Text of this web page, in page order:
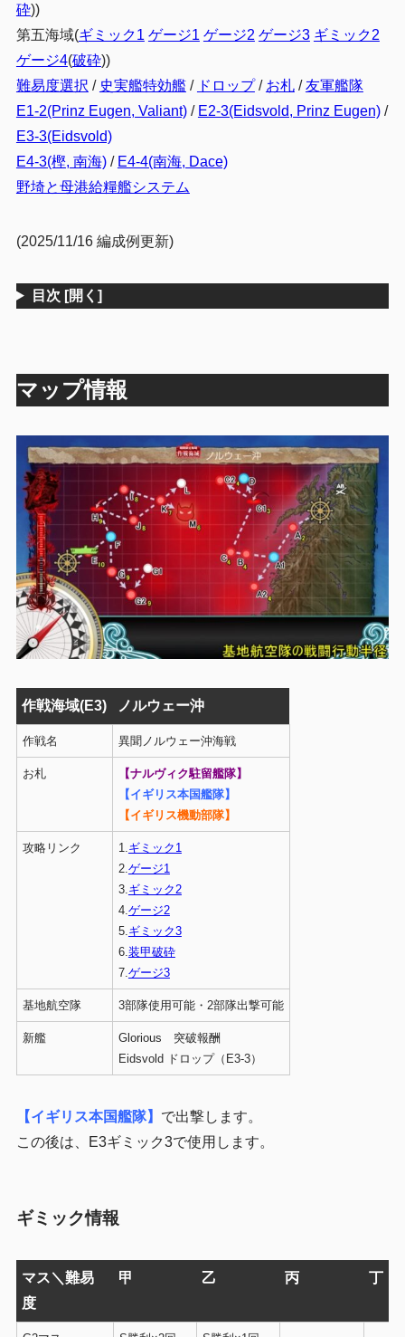
砕))
第五海域(ギミック1 ゲージ1 ゲージ2 ゲージ3 ギミック2
ゲージ4(破砕))
難易度選択 / 史実艦特効艦/ ドロップ/ お札/友軍艦隊
E1-2(Prinz Eugen, Valiant)/ E2-3(Eidsvold, Prinz Eugen)/
E3-3(Eidsvold)
E4-3(樫, 南海)/ E4-4(南海, Dace)
野埼と母港給糧艦システム
(2025/11/16 編成例更新)
目次 [開く]
マップ情報
作戦海域(E3) ノルウェー沖
作戦名 異聞ノルウェー沖海戦
お札
【ナルヴィク駐留艦隊】
【イギリス本国艦隊】
【イギリス機動部隊】
攻略リンク 1.ギミック1
2.ゲージ1
3.ギミック2
4.ゲージ2
5.ギミック3
6.装甲破砕
7.ゲージ3
基地航空隊 3部隊使用可能・2部隊出撃可能
新艦
Glorious 突破報酬
Eidsvold ドロップ（E3-3）
【イギリス本国艦隊】 で出撃します。
この後は、E3ギミック3で使用します。
ギミック情報
マス＼難易
度
甲 乙 丙 丁